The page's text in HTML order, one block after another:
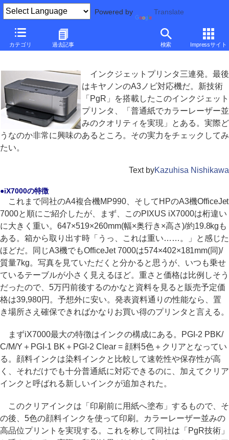
Powered by Translate
カテゴリ 過去記事 検索 Impressサイト
美しい印字のA3インクジェットプリンタ「PIXUS iX7000」
インクジェットプリンタ三連発。最後
はキヤノンのA3ノビ対応機だ。新技術
「PgR」を搭載したこのインクジェット
プリンタ、「普通紙でカラーレーザー並
みのクオリティを実現」とある。実際ど
うなのか非常に興味のあるところ。その実力をチェックしてみ
たい。
Text byKazuhisa Nishikawa
●iX7000の特徴
これまで同社のA4複合機MP990、そしてHPのA3機OfficeJet
7000と順にご紹介したが、まず、このPIXUS iX7000は桁違い
に大きく重い。647×519×260mm(幅×奥行き×高さ)/約19.8kgも
ある。箱から取り出す時「うっ、これは重い……。」と感じた
ほどだ。同じA3機でもOfficeJet 7000は574×402×181mm(同)/
質量7kg。写真を見ていただくと分かると思うが、いつも乗せ
ているテーブルが小さく見えるほど。重さと価格は比例しそう
だったので、5万円前後するのかなと資料を見ると販売予定価
格は39,980円。予想外に安い。発表資料通りの性能なら、置
き場所さえ確保できればかなりお買い得のプリンタと言える。
まずiX7000最大の特徴はインクの構成にある。PGI-2 PBK/
C/M/Y＋PGI-1 BK＋PGI-2 Clear = 顔料5色＋クリアとなってい
る。顔料インクは染料インクと比較して速乾性や保存性が高
く、それだけでも十分普通紙に対応できるのに、加えてクリア
インクと呼ばれる新しいインクが追加された。
このクリアインクは「印刷前に用紙へ塗布」するもので、そ
の後、5色の顔料インクを使って印刷。カラーレーザー並みの
高品位プリントを実現する。これを称して同社は「PgR技術」